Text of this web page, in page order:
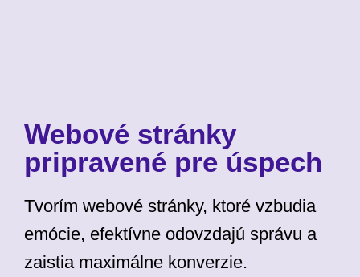
Webové stránky
pripravené pre úspech
Tvorím webové stránky, ktoré vzbudia
emócie, efektívne odovzdajú správu a
zaistia maximálne konverzie.